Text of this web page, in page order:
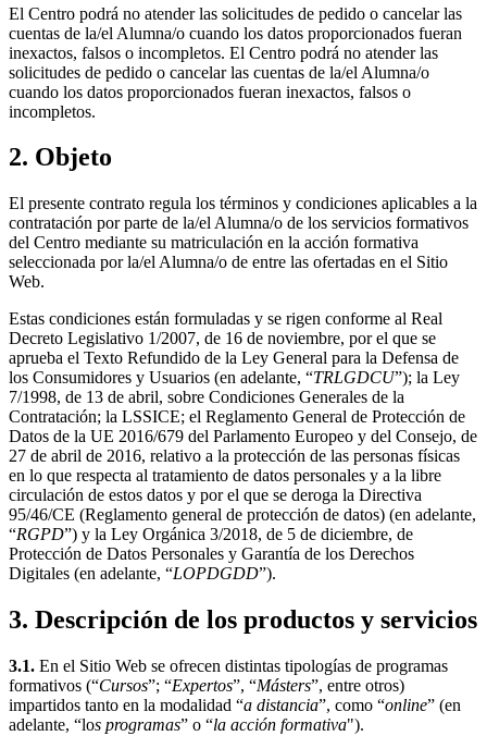
El Centro podrá no atender las solicitudes de pedido o cancelar las
cuentas de la/el Alumna/o cuando los datos proporcionados fueran
inexactos, falsos o incompletos. El Centro podrá no atender las
solicitudes de pedido o cancelar las cuentas de la/el Alumna/o
cuando los datos proporcionados fueran inexactos, falsos o
incompletos.
2. Objeto
El presente contrato regula los términos y condiciones aplicables a la
contratación por parte de la/el Alumna/o de los servicios formativos
del Centro mediante su matriculación en la acción formativa
seleccionada por la/el Alumna/o de entre las ofertadas en el Sitio
Web.
Estas condiciones están formuladas y se rigen conforme al Real
Decreto Legislativo 1/2007, de 16 de noviembre, por el que se
aprueba el Texto Refundido de la Ley General para la Defensa de
los Consumidores y Usuarios (en adelante, “TRLGDCU”); la Ley
7/1998, de 13 de abril, sobre Condiciones Generales de la
Contratación; la LSSICE; el Reglamento General de Protección de
Datos de la UE 2016/679 del Parlamento Europeo y del Consejo, de
27 de abril de 2016, relativo a la protección de las personas físicas
en lo que respecta al tratamiento de datos personales y a la libre
circulación de estos datos y por el que se deroga la Directiva
95/46/CE (Reglamento general de protección de datos) (en adelante,
“RGPD”) y la Ley Orgánica 3/2018, de 5 de diciembre, de
Protección de Datos Personales y Garantía de los Derechos
Digitales (en adelante, “LOPDGDD”).
3. Descripción de los productos y servicios
3.1. En el Sitio Web se ofrecen distintas tipologías de programas
formativos (“Cursos”; “Expertos”, “Másters”, entre otros)
impartidos tanto en la modalidad “a distancia”, como “online” (en
adelante, “los programas” o “la acción formativa").